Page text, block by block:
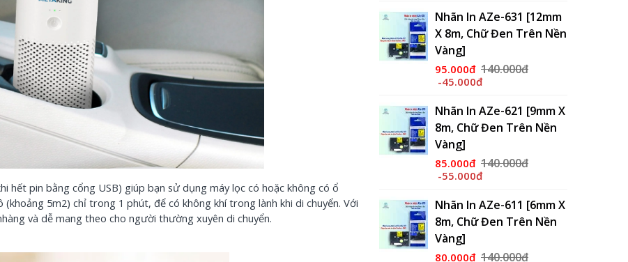
Nhãn In AZe-631 [12mm
X 8m, Chữ Đen Trên Nền
95.000đ
-45.000đ
Nhãn In AZe-621 [9mm X
8m, Chữ Đen Trên Nền
Vàng]
Nhãn In AZe-611 [6mm X
8m, Chữ Đen Trên Nền
Nhãn In AZe-251 [24mm
X 8m, Chữ Đen Trên
Nền...
130.000đ
Nhãn In AZe-241 [18mm
X 8m, Chữ Đen Trên
Nền...
115.000đ
Nhãn In AZe-231 [12mm
X 8m, Chữ Đen Trên
Nền...
hết pin bằng cổng USB) giúp bạn sử dụng máy lọc có hoặc không có ổ
5m2) chỉ trong 1 phút, để có không khí trong lành khi di chuyển. Với
và dễ mang theo cho người thường xuyên di chuyển.